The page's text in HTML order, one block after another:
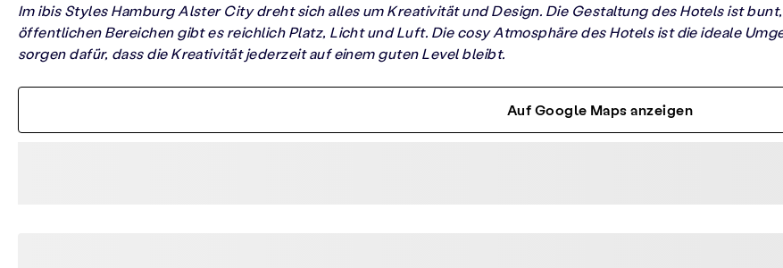
Im ibis Styles Hamburg Alster City dreht sich alles um Kreativität und Design. Die Gestaltung des Hotels ist
öffentlichen Bereichen gibt es reichlich Platz, Licht und Luft. Die cosy Atmosphäre des Hotels ist die ideale
sorgen dafür, dass die Kreativität jederzeit auf einem guten Level bleibt.
Auf Google Maps anzeigen